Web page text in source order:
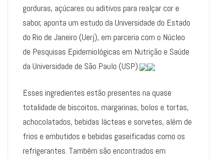
gorduras, açúcares ou aditivos para realçar cor e
sabor, aponta um estudo da Universidade do Estado
do Rio de Janeiro (Uerj), em parceria com o Núcleo
de Pesquisas Epidemiológicas em Nutrição e Saúde
da Universidade de São Paulo (USP).
Esses ingredientes estão presentes na quase
totalidade de biscoitos, margarinas, bolos e tortas,
achocolatados, bebidas lácteas e sorvetes, além de
frios e embutidos e bebidas gaseificadas como os
refrigerantes. Também são encontrados em